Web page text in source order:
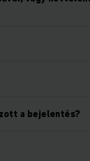
a bejelentés?